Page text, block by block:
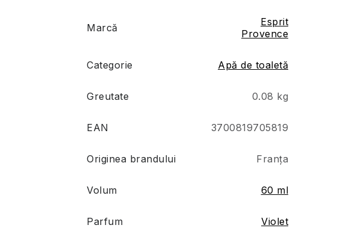
Marcă
Esprit
Provence
Categorie Apă de toaletă
Greutate 0.08 kg
EAN 3700819705819
Originea brandului Franța
Volum 60 ml
Parfum Violet